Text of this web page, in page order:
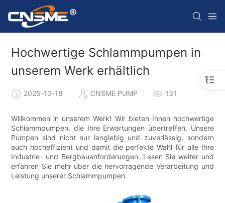
Hochwertige Schlammpumpen in
unserem Werk erhältlich
2025-10-18 CNSME PUMP 131
Willkommen in unserem Werk! Wir bieten Ihnen hochwertige
Schlammpumpen, die Ihre Erwartungen übertreffen. Unsere
Pumpen sind nicht nur langlebig und zuverlässig, sondern
auch hocheffizient und damit die perfekte Wahl für alle Ihre
Industrie- und Bergbauanforderungen. Lesen Sie weiter und
erfahren Sie mehr über die hervorragende Verarbeitung und
Leistung unserer Schlammpumpen.